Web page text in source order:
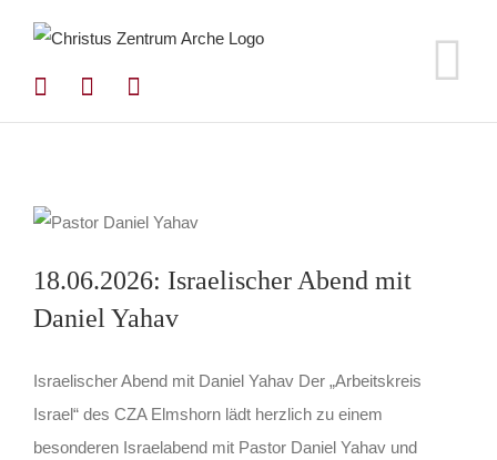
springen
18.06.2026: Israelischer Abend mit
Daniel Yahav
Israelischer Abend mit Daniel Yahav Der „Arbeitskreis
Israel“ des CZA Elmshorn lädt herzlich zu einem
besonderen Israelabend mit Pastor Daniel Yahav und